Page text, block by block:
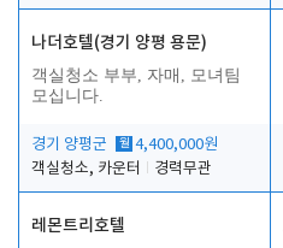
나더호텔(경기 양평 용문)
객실청소 부부, 자매, 모녀팀
모십니다.
경기 양평군 월 4,400,000원
객실청소, 카운터
경력무관
레몬트리호텔